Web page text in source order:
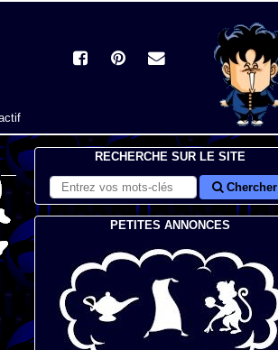
RECHERCHE SUR LE SITE
Chercher
PETITES ANNONCES